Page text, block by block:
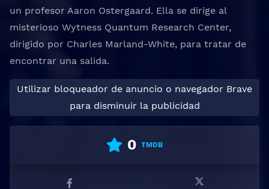
un profesor Aaron Ostergaard. Ella se dirige al
misterioso Wytness Quantum Research Center,
dirigido por Charles Marland-White, para tratar de
encontrar una salida.
Utilizar bloqueador de anuncio o navegador Brave
para disminuir la publicidad
0 TMDB